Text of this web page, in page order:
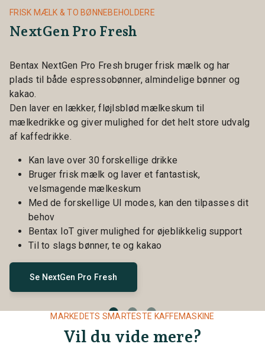
FRISK MÆLK & TO BØNNEBEHOLDERE
NextGen Pro Fresh
Bentax NextGen Pro Fresh bruger frisk mælk og har
plads til både espressobønner, almindelige bønner og
kakao.
Den laver en lækker, fløjlsblød mælkeskum til
mælkedrikke og giver mulighed for det helt store udvalg
af kaffedrikke.
Kan lave over 30 forskellige drikke
Bruger frisk mælk og laver et fantastisk,
velsmagende mælkeskum
Med de forskellige UI modes, kan den tilpasses dit
behov
Bentax IoT giver mulighed for øjeblikkelig support
Til to slags bønner, te og kakao
Se NextGen Pro Fresh
MARKEDETS SMARTESTE KAFFEMASKINE
Vil du vide mere?